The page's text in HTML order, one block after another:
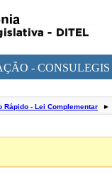
- CONSULEGIS
Rápido - Lei Complementar ►